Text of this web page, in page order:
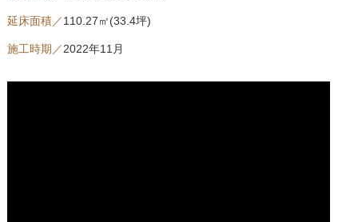
延床面積／110.27㎡(33.4坪)
施工時期／2022年11月